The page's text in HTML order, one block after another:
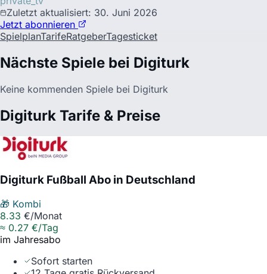
Zuletzt aktualisiert: 30. Juni 2026
Jetzt abonnieren
SpielplanTarifeRatgeberTagesticket
Nächste Spiele bei Digiturk
Keine kommenden Spiele bei Digiturk
Digiturk Tarife & Preise
Digiturk Fußball Abo in Deutschland
🎁 Kombi
8.33 €/Monat
≈ 0.27 €/Tag
im Jahresabo
Sofort starten